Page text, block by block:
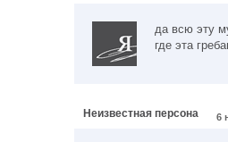
да всю эту
где эта
Неизвестная персона 6